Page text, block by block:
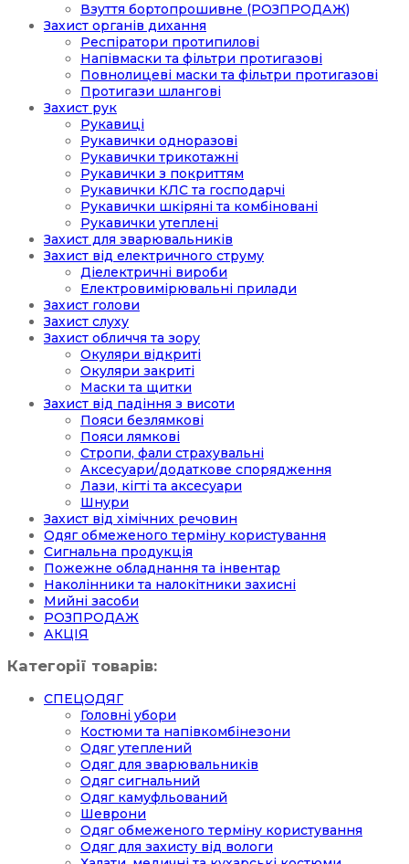
Взуття бортопрошивне (РОЗПРОДАЖ)
Захист органів дихання
Респіратори протипилові
Напівмаски та фільтри протигазові
Повнолицеві маски та фільтри протигазові
Протигази шлангові
Захист рук
Рукавиці
Рукавички одноразові
Рукавички трикотажні
Рукавички з покриттям
Рукавички КЛС та господарчі
Рукавички шкіряні та комбіновані
Рукавички утеплені
Захист для зварювальників
Захист від електричного струму
Діелектричні вироби
Електровимірювальні прилади
Захист голови
Захист слуху
Захист обличчя та зору
Окуляри відкриті
Окуляри закриті
Маски та щитки
Захист від падіння з висоти
Пояси безлямкові
Пояси лямкові
Стропи, фали страхувальні
Аксесуари/додаткове спорядження
Лази, кігті та аксесуари
Шнури
Захист від хімічних речовин
Одяг обмеженого терміну користування
Сигнальна продукція
Пожежне обладнання та інвентар
Наколінники та налокітники захисні
Мийні засоби
РОЗПРОДАЖ
АКЦІЯ
Категорії товарів:
СПЕЦОДЯГ
Головні убори
Костюми та напівкомбінезони
Одяг утеплений
Одяг для зварювальників
Одяг сигнальний
Одяг камуфльований
Шеврони
Одяг обмеженого терміну користування
Одяг для захисту від вологи